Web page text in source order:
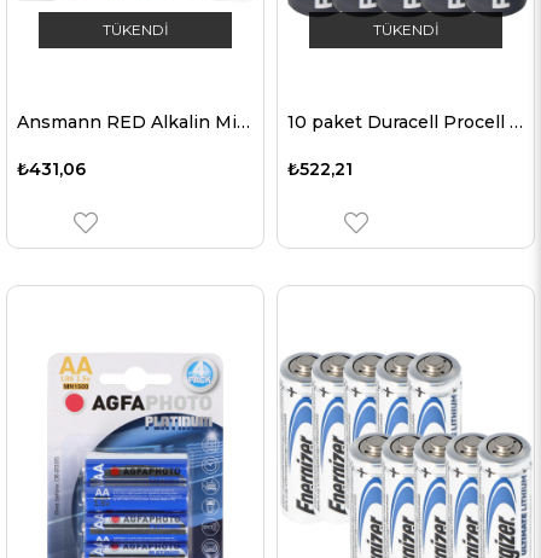
TÜKENDI
Ansmann RED Alkalin Mignon / LR06 20'li paket
₺431,06
TÜKENDI
10 paket Duracell Procell Alkalin AA, LR06, Mignon endüstriyel piller, duman ve karbon monoksit dedektörleri, uzaktan kumandalar, kablosuz fareler, kablosuz klavyeler, hareket sensörleri için idealdir
₺522,21